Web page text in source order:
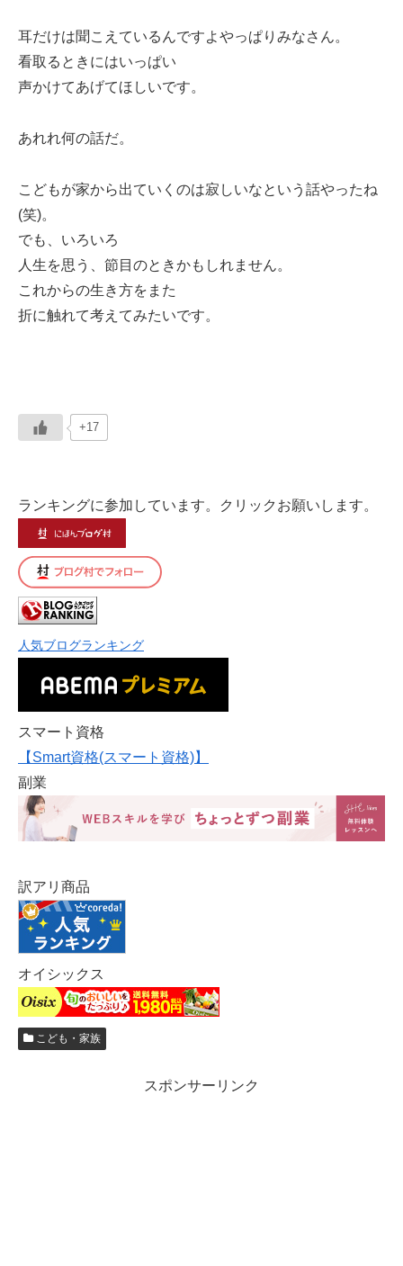
耳だけは聞こえているんですよやっぱりみなさん。
看取るときにはいっぱい
声かけてあげてほしいです。
あれれ何の話だ。
こどもが家から出ていくのは寂しいなという話やったね
(笑)。
でも、いろいろ
人生を思う、節目のときかもしれません。
これからの生き方をまた
折に触れて考えてみたいです。
+17
ランキングに参加しています。クリックお願いします。
人気ブログランキング
スマート資格
【Smart資格(スマート資格)】
副業
訳アリ商品
オイシックス
こども・家族
スポンサーリンク